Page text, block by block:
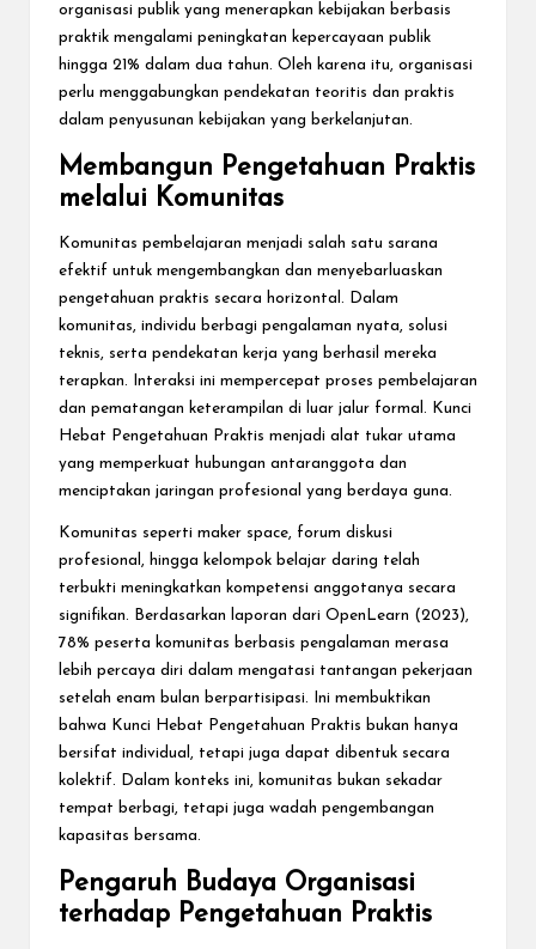
organisasi publik yang menerapkan kebijakan berbasis
praktik mengalami peningkatan kepercayaan publik
hingga 21% dalam dua tahun. Oleh karena itu, organisasi
perlu menggabungkan pendekatan teoritis dan praktis
dalam penyusunan kebijakan yang berkelanjutan.
Membangun Pengetahuan Praktis
melalui Komunitas
Komunitas pembelajaran menjadi salah satu sarana
efektif untuk mengembangkan dan menyebarluaskan
pengetahuan praktis secara horizontal. Dalam
komunitas, individu berbagi pengalaman nyata, solusi
teknis, serta pendekatan kerja yang berhasil mereka
terapkan. Interaksi ini mempercepat proses pembelajaran
dan pematangan keterampilan di luar jalur formal. Kunci
Hebat Pengetahuan Praktis menjadi alat tukar utama
yang memperkuat hubungan antaranggota dan
menciptakan jaringan profesional yang berdaya guna.
Komunitas seperti maker space, forum diskusi
profesional, hingga kelompok belajar daring telah
terbukti meningkatkan kompetensi anggotanya secara
signifikan. Berdasarkan laporan dari OpenLearn (2023),
78% peserta komunitas berbasis pengalaman merasa
lebih percaya diri dalam mengatasi tantangan pekerjaan
setelah enam bulan berpartisipasi. Ini membuktikan
bahwa Kunci Hebat Pengetahuan Praktis bukan hanya
bersifat individual, tetapi juga dapat dibentuk secara
kolektif. Dalam konteks ini, komunitas bukan sekadar
tempat berbagi, tetapi juga wadah pengembangan
kapasitas bersama.
Pengaruh Budaya Organisasi
terhadap Pengetahuan Praktis